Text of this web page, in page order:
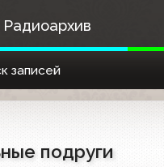
Радиоархив
записей
подруги